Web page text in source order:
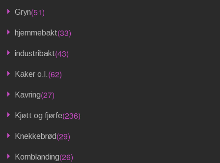
Gryn(51)
hjemmebakt(33)
industribakt(43)
Kaker o.l.(62)
Kavring(27)
Kjøtt og fjørfe(236)
Knekkebrød(29)
Kornblanding(26)